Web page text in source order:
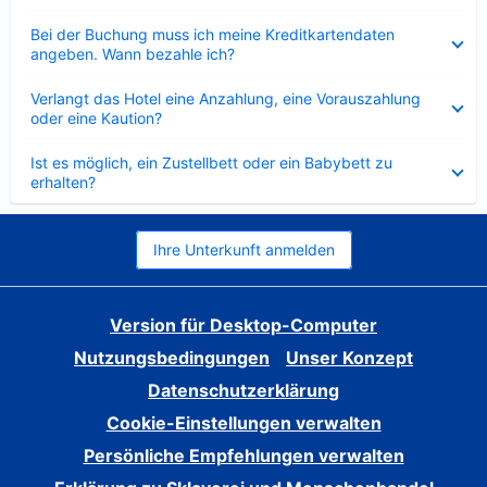
Bei der Buchung muss ich meine Kreditkartendaten
angeben. Wann bezahle ich?
Verlangt das Hotel eine Anzahlung, eine Vorauszahlung
oder eine Kaution?
Ist es möglich, ein Zustellbett oder ein Babybett zu
erhalten?
Ihre Unterkunft anmelden
Version für Desktop-Computer
Nutzungsbedingungen
Unser Konzept
Datenschutzerklärung
Cookie-Einstellungen verwalten
Persönliche Empfehlungen verwalten